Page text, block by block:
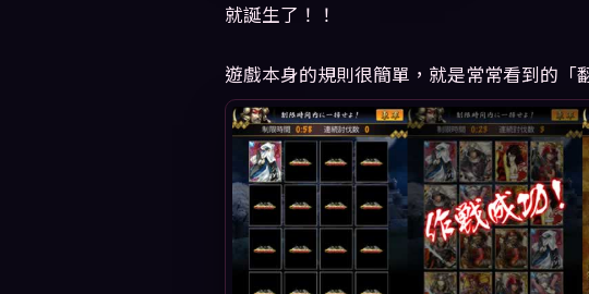
就誕生了！！
遊戲本身的規則很簡單，就是常常看到的「